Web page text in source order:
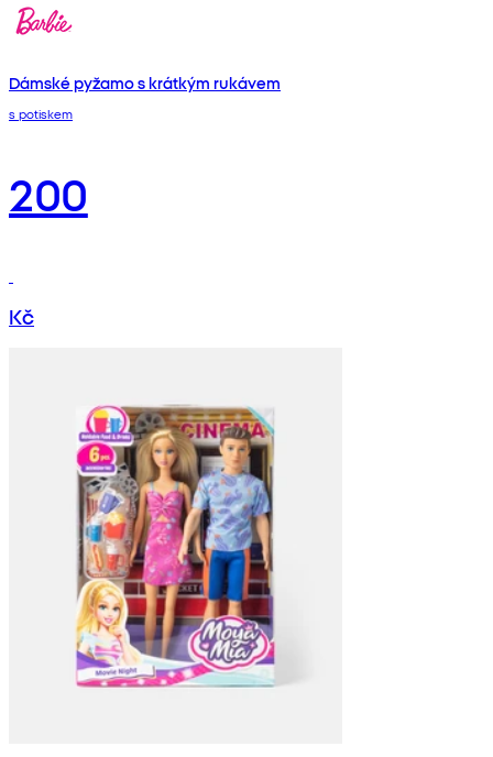
Dámské pyžamo s krátkým rukávem
s potiskem
200
Kč